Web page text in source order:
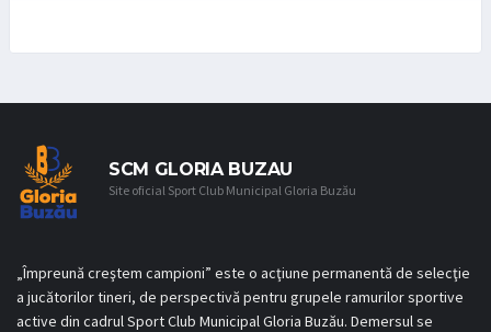
SCM GLORIA BUZAU
Site oficial Sport Club Municipal Gloria Buzău
„Împreună creştem campioni” este o acţiune permanentă de selecţie
a jucătorilor tineri, de perspectivă pentru grupele ramurilor sportive
active din cadrul Sport Club Municipal Gloria Buzău. Demersul se